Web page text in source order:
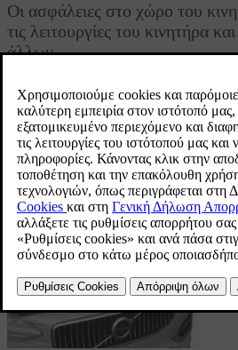
Οι ασφάλειες στο χώρο του
τις λειτουργίες του κινητήρα
άλλων.